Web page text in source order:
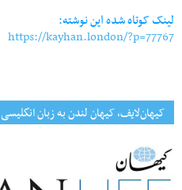
لینک کوتاه شده این نوشته:
https://kayhan.london/?p=77767
کیهان‌لایف، کیهان لندن به زبان انگلیسی